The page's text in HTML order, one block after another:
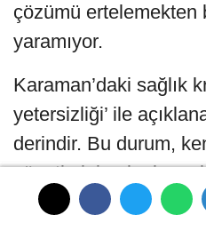
çözümü ertelemekten
yaramıyor.
Karaman’daki sağlık
yetersizliği’ ile
derindir. Bu durum,
yönetiminin planlama
vizyonunun